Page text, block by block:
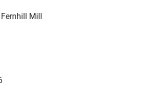
Mill